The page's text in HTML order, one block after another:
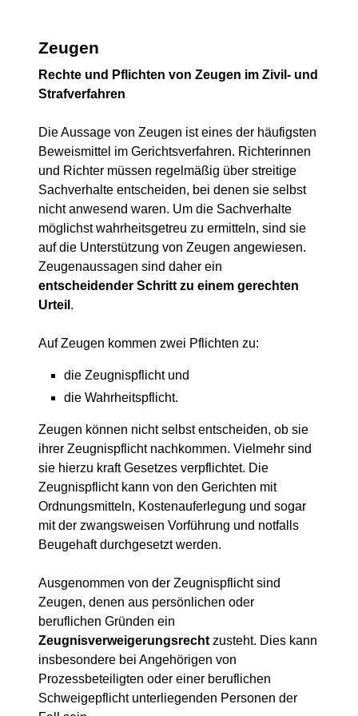
Zeugen
Rechte und Pflichten von Zeugen im Zivil- und
Strafverfahren
Die Aussage von Zeugen ist eines der häufigsten
Beweismittel im Gerichtsverfahren. Richterinnen
und Richter müssen regelmäßig über streitige
Sachverhalte entscheiden, bei denen sie selbst
nicht anwesend waren. Um die Sachverhalte
möglichst wahrheitsgetreu zu ermitteln, sind sie
auf die Unterstützung von Zeugen angewiesen.
Zeugenaussagen sind daher ein
entscheidender Schritt zu einem gerechten
Urteil .
Auf Zeugen kommen zwei Pflichten zu:
die Zeugnispflicht und
die Wahrheitspflicht.
Zeugen können nicht selbst entscheiden, ob sie
ihrer Zeugnispflicht nachkommen. Vielmehr sind
sie hierzu kraft Gesetzes verpflichtet. Die
Zeugnispflicht kann von den Gerichten mit
Ordnungsmitteln, Kostenauferlegung und sogar
mit der zwangsweisen Vorführung und notfalls
Beugehaft durchgesetzt werden.
Ausgenommen von der Zeugnispflicht sind
Zeugen, denen aus persönlichen oder
beruflichen Gründen ein
Zeugnisverweigerungsrecht zusteht. Dies kann
insbesondere bei Angehörigen von
Prozessbeteiligten oder einer beruflichen
Schweigepflicht unterliegenden Personen der